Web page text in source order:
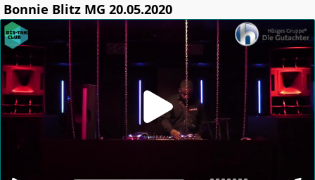
19:32 Schnucki: 🥳🥳🥳
19:33
Buddafuppes:
Schnucki… 😍🥰😘
19:34
Schnucki:
😘😘😘
19:34
Chris: Frag mal nach, ob die 2 Vögel in den Pastell
Anzugen meine Freunde für heute Abend sein wollen?😂
19:38 Schleppinho13:
nach 0:2 ein Punkt…..
Buddafuppes:
schleppinho.. so isset.. wenn wir dabei
gewesen wāren, hātten wir gewonnen 😂
Bonnie Blitz MG 20.05.2020